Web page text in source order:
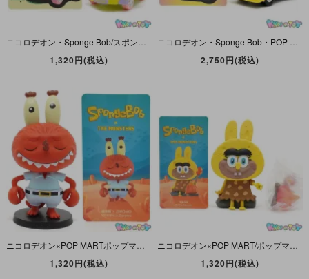
1,320円(税込) 2,750円(税込)
1,320円(税込) 1,320円(税込)